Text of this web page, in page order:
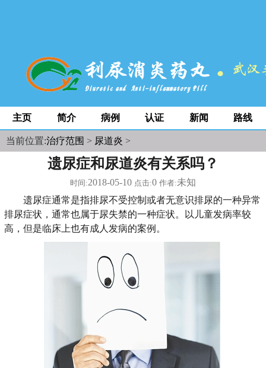
主页 简介 病例 认证 新闻 路线
当前位置:治疗范围 > 尿道炎 >
遗尿症和尿道炎有关系吗？
时间:2018-05-10 点击:0 作者:未知
遗尿症通常是指排尿不受控制或者无意识排尿的一种异常
排尿症状，通常也属于尿失禁的一种症状。以儿童发病率较
高，但是临床上也有成人发病的案例。